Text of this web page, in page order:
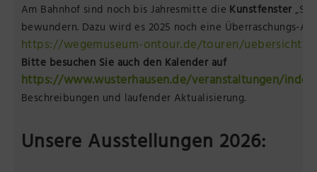
Am Bahnhof sind noch bis Jahresmitte die Kunstfenster
bewundern. Dazu wird es 2025 noch eine Überraschungs-
https://wegemuseum-ontour.de/touren/uebersicht-
Bitte besuchen Sie auch den Kalender auf
https://www.wusterhausen.de/veranstaltungen/
Beschreibungen und laufender Aktualisierung.
Unsere Ausstellungen 2026: